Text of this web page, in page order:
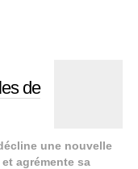
de
une nouvelle
agrémente sa